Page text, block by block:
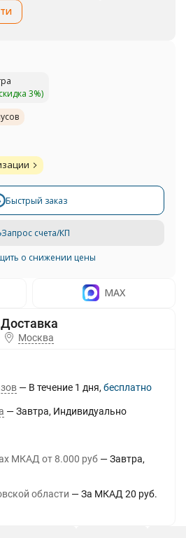
3%)
Быстрый заказ
Запрос счета/КП
о снижении цены
MAX
Москва
В течение 1 дня Бесплатно
Завтра Индивидуально
МКАД от 8.000 руб
Завтра
области
За МКАД 20 руб.